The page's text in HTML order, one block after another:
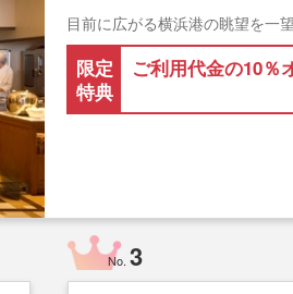
目前に広がる横浜港の眺望を一
限定
特典
ご利用代金の10％
No. 3